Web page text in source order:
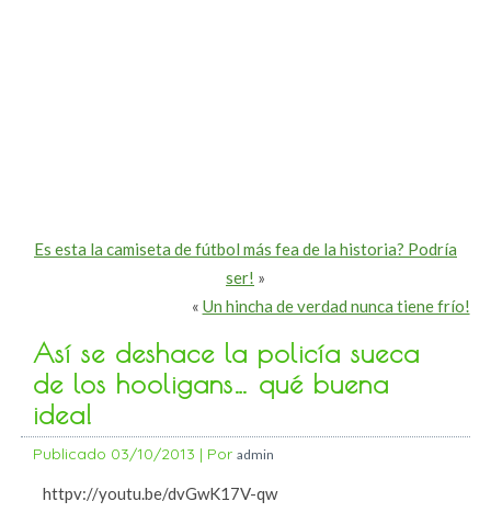
Es esta la camiseta de fútbol más fea de la historia? Podría
ser! »
« Un hincha de verdad nunca tiene frío!
Así se deshace la policía sueca
de los hooligans… qué buena
idea!
Publicado 03/10/2013 | Por admin
httpv://youtu.be/dvGwK17V-qw